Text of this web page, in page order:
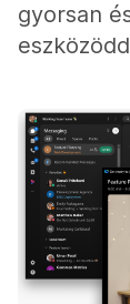
gyorsan